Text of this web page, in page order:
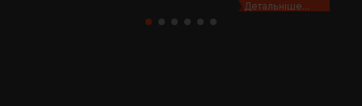
Детальніше...